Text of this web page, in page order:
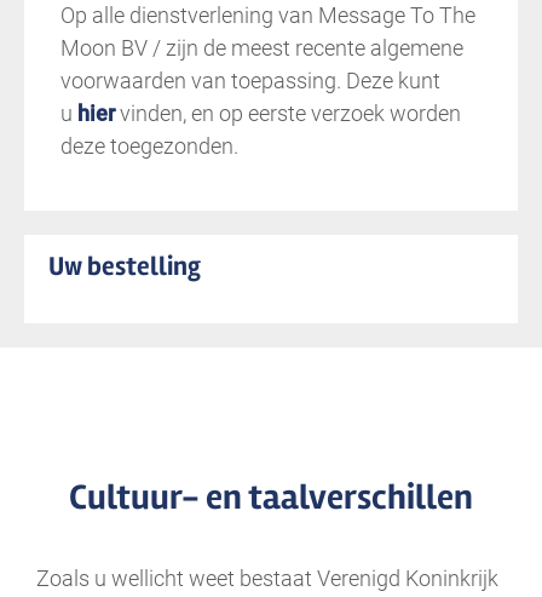
Op alle dienstverlening van Message To The
Moon BV / zijn de meest recente algemene
voorwaarden van toepassing. Deze kunt
u hiervinden, en op eerste verzoek worden
deze toegezonden.
Uw bestelling
Cultuur- en taalverschillen
Zoals u wellicht weet bestaat Verenigd Koninkrijk